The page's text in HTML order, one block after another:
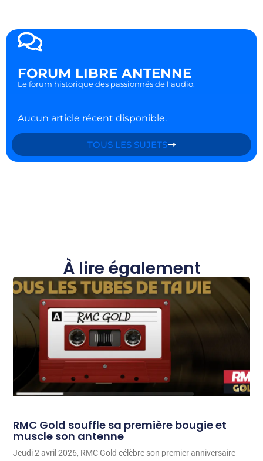
FORUM LIBRE ANTENNE
Le forum historique des passionnés de l'audio.
Aucun article récent disponible.
TOUS LES SUJETS
À lire également
RMC Gold souffle sa première bougie et
muscle son antenne
Jeudi 2 avril 2026, RMC Gold célèbre son premier anniversaire